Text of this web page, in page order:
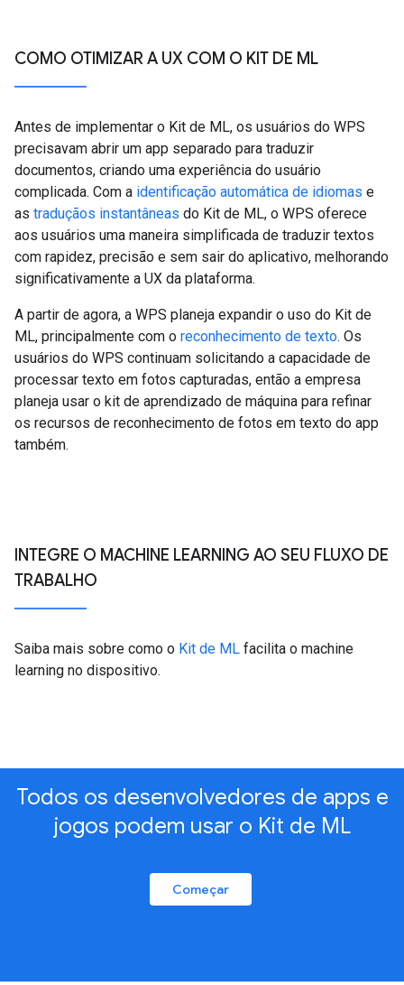
COMO OTIMIZAR A UX COM O KIT DE ML
Antes de implementar o Kit de ML, os usuários do WPS
precisavam abrir um app separado para traduzir
documentos, criando uma experiência do usuário
complicada. Com a identificação automática de idiomas e
as traduçãos instantâneas do Kit de ML, o WPS oferece
aos usuários uma maneira simplificada de traduzir textos
com rapidez, precisão e sem sair do aplicativo, melhorando
significativamente a UX da plataforma.
A partir de agora, a WPS planeja expandir o uso do Kit de
ML, principalmente com o reconhecimento de texto. Os
usuários do WPS continuam solicitando a capacidade de
processar texto em fotos capturadas, então a empresa
planeja usar o kit de aprendizado de máquina para refinar
os recursos de reconhecimento de fotos em texto do app
também.
INTEGRE O MACHINE LEARNING AO SEU FLUXO DE
TRABALHO
Saiba mais sobre como o Kit de ML facilita o machine
learning no dispositivo.
Todos os desenvolvedores de apps e
jogos podem usar o Kit de ML
Começar